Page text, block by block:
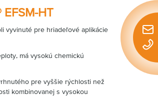
EFSM-HT
vyvinuté pre hriadeľové aplikácie
má vysokú chemickú
pre vyššie rýchlosti než
kombinovanej s vysokou